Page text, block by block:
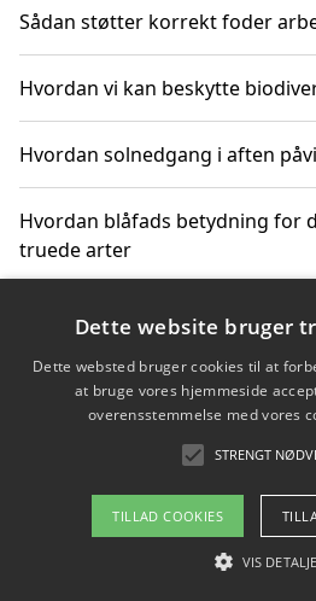
Sådan støtter korrekt foder
Hvordan vi kan beskytte
Hvordan solnedgang i aften
Hvordan blåfads betydning for
truede arter
Hvordan kan gaver til unge
Copyright 2026 -
Om / kontakt
Blog
Dette website bruger
Dette websted bruger cookies til at
at bruge vores hjemmeside
overensstemmelse med vores
STRENGT
TILLAD COOKIES
VIS